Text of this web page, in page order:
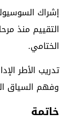
إشراك
التقييم منذ
الختامي.
تدريب الأطر
وفهم السياق
خاتمة